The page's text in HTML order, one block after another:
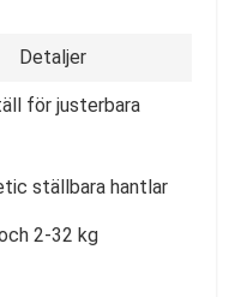
Detaljer
för justerbara
ställbara hantlar
2-32 kg